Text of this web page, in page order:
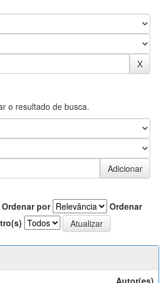
o resultado de busca.
Ordenar por
Ordenar
Autor(es)